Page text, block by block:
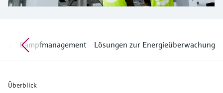
Dokumente finden
Ersatzteilsuche
Bestellcode oder Seriennummer finden
Füllstandsmessung
Alle ansehen
Analysatoren für Härte, Eisen,
Prozessphotometer
Dampfmanagement Lösungen zur Energieüberwachung
Überblick